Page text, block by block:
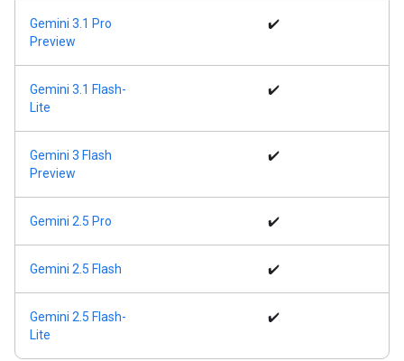
Gemini 3.1 Pro
Preview
✔️
Gemini 3.1 Flash-
Lite
✔️
Gemini 3 Flash
Preview
✔️
Gemini 2.5 Pro ✔️
Gemini 2.5 Flash ✔️
Gemini 2.5 Flash-
Lite
✔️